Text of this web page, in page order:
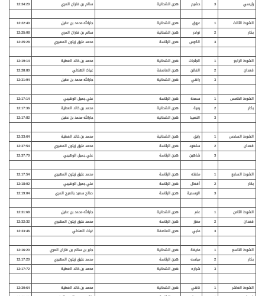
رئيسي
3 حشيم هجن الشحانية سالم بن فاران المري 12:34:20
الشوط الثالث 1 عروق هجن الشحانية جارالله محمد بن عقيل
12:22:40
بكار
2 نوادر هجن الشحانية سالم بن فاران المري
12:25:08
3
الكوس هجن الرئاسة محمد عتيق زيتون المهيري 12:25:28
الشوط الرابع 1 الجثجاث هجن الشحانية محمد بن خالد العطية
12:19:14
قعدان
2 الفاتن هجن العاصفة غياث الهلالي
12:28:80
3
راهي هجن الشحانية جارالله محمد بن عقيل 12:31:94
الشوط الخامس 1 سمحة هجن الرئاسة علي جميل الوهيبي
12:17:14
بكار
2 رمية هجن الشحانية محمد بن خالد العطية
12:17:36
3
النصيبا هجن الشحانية جارالله محمد بن عقيل 12:17:82
الشوط السادس 1 رايق هجن الشحانية محمد بن خالد العطية
12:33:64
قعدان
2 سلهود هجن الرئاسة محمد عتيق زيتون المهيري
12:37:54
3
شاهين هجن الرئاسة علي جميل الوهيبي 12:37:70
الشوط السابع 1 ملفته هجن الرئاسة محمد عتيق زيتون المهيري
12:17:54
بكار
2 أفعال هجن الرئاسة علي جميل الوهيبي
12:18:02
3
الوسمية هجن الرئاسة صالح سعيد بالعرج المري 12:19:04
الشوط الثامن 1 علم هجن الشحانية جارالله محمد بن عقيل
12:31:68
قعدان
2 معزز هجن الرئاسة محمد عتيق زيتون المهيري
12:32:32
3
ملبي هجن العاصفة غياث الهلالي 12:33:46
الشوط التاسع 1 مخيفة هجن الشحانية جابر بن سالم بن فاران المري
12:16:20
بكار
2 مياسه هجن الرئاسة محمد عتيق زيتون المهيري
12:17:20
3
شراره هجن الشحانية محمد بن خالد العطية 12:17:72
الشوط العاشر 1 ناهي هجن الشحانية محمد بن خالد العطية
12:30:64